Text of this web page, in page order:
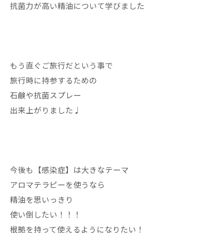
抗菌力が高い精油について学びました
もう直ぐご旅行だという事で
旅行時に持参するための
石鹸や抗菌スプレー
出来上がりました♩
今後も【感染症】は大きなテーマ
アロマテラピーを使うなら
精油を思いっきり
使い倒したい！！！
根拠を持って使えるようになりたい！